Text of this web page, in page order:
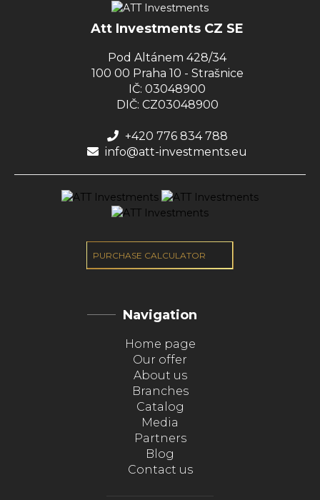
Att Investments CZ SE
Pod Altánem 428/34
100 00 Praha 10 - Strašnice
IČ: 03048900
DIČ: CZ03048900
+420 776 834 788
info@att-investments.eu
PURCHASE CALCULATOR
Navigation
Home page
Our offer
About us
Branches
Catalog
Media
Partners
Blog
Contact us